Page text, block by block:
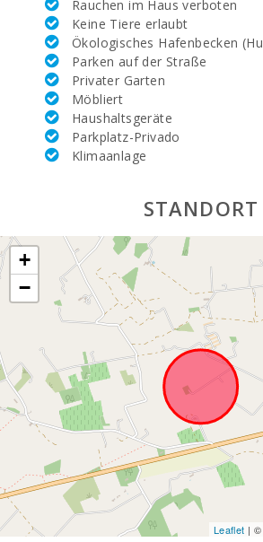
Strand Son Baulo
(km):
Strand von Can
Picafort (km):
Strand Cala
Antena, Manacor
(km):
Millor (km):
Steiniger Strand -
Alcanada (km):
Muro (km):
Stand Cala
Llombards(km):
Strand von
Alcudia (km):
Stand Cala
Anguila (km):
Strand Cala
Rauchen im Haus verboten
Keine Tiere erlaubt
Ökologisches Hafenbecken
Parken auf der Straße
Privater Garten
Möbliert
Haushaltsgeräte
Parkplatz-Privado
Klimaanlage
STANDORT
+
−
Leaflet | ©